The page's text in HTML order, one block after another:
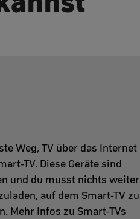
Weg, TV über das Internet
TV. Diese Geräte sind
und du musst nichts weiter
auf dem Smart-TV zu
Mehr Infos zu Smart-TVs